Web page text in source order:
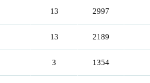
13 2997
13 2189
3 1354